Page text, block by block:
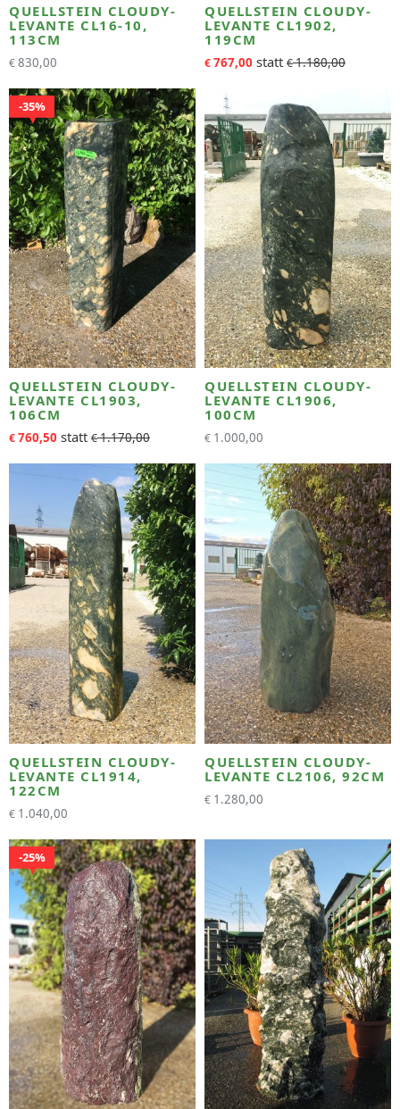
QUELLSTEIN CLOUDY-
LEVANTE CL16-10,
113CM
€830,00
QUELLSTEIN CLOUDY-
LEVANTE CL1902,
119CM
€767,00 €1.180,00
35%
QUELLSTEIN CLOUDY-
LEVANTE CL1903,
106CM
€760,50 €1.170,00
QUELLSTEIN CLOUDY-
LEVANTE CL1906,
100CM
€ 1.000,00
QUELLSTEIN CLOUDY-
LEVANTE CL1914,
122CM
€ 1.040,00
QUELLSTEIN CLOUDY-
LEVANTE CL2106, 92CM
€ 1.280,00
25%